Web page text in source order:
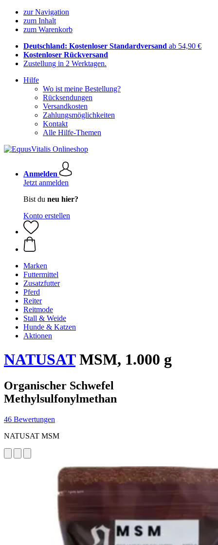
zur Navigation
zum Inhalt
zum Warenkorb
Deutschland: Kostenloser Standardversand ab 54,90 €
Kostenloser Rückversand
Zustellung in 2 Werktagen.
Hilfe
Wo ist meine Bestellung?
Rücksendungen
Versandkosten
Zahlungsmöglichkeiten
Kontakt
Alle Hilfe-Themen
Anmelden
Jetzt anmelden
Bist du neu hier?
Konto erstellen
Marken
Futtermittel
Zusatzfutter
Pferd
Reiter
Reitmode
Stall & Weide
Hunde & Katzen
Aktionen
NATUSATMSM, 1.000 g
Organischer Schwefel
Methylsulfonylmethan
46 Bewertungen
NATUSAT MSM